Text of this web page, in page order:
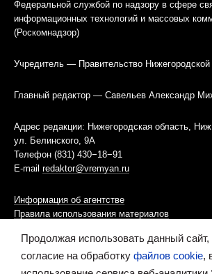
Федеральной службой по надзору в сфере
информационных технологий и массовых
(Роскомнадзор)
Учредитель — Правительство Нижегородской
Главный редактор — Савельев Александр
Адрес редакции: Нижегородская область,
ул. Белинского, 9А
Телефон (831) 430−18−91
E-mail redaktor@vremyan.ru
Информация об агентстве
Правила использования материалов
Информационная политика использования
Продолжая использовать данный
согласие на обработку файлов cookie,